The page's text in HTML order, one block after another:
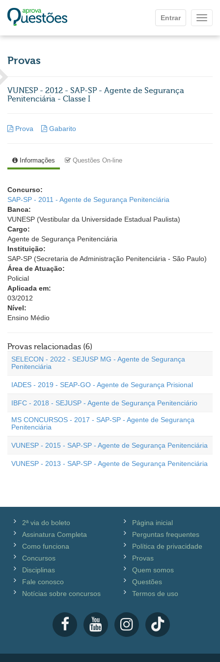
Entrar
Provas
VUNESP - 2012 - SAP-SP - Agente de Segurança
Penitenciária - Classe I
Prova Gabarito
Informações Questões On-line
Concurso:
SAP-SP - 2011 - Agente de Segurança Penitenciária
Banca:
VUNESP (Vestibular da Universidade Estadual Paulista)
Cargo:
Agente de Segurança Penitenciária
Instituição:
SAP-SP (Secretaria de Administração Penitenciária - São Paulo)
Área de Atuação:
Policial
Aplicada em:
03/2012
Nível:
Ensino Médio
Provas relacionadas (6)
SELECON - 2022 - SEJUSP MG - Agente de Segurança
Penitenciária
IADES - 2019 - SEAP-GO - Agente de Segurança Prisional
IBFC - 2018 - SEJUSP - Agente de Segurança Penitenciário
MS CONCURSOS - 2017 - SAP-SP - Agente de Segurança
Penitenciária
VUNESP - 2015 - SAP-SP - Agente de Segurança Penitenciária
VUNESP - 2013 - SAP-SP - Agente de Segurança Penitenciária
2ª via do boleto
Assinatura Completa
Como funciona
Concursos
Disciplinas
Fale conosco
Notícias sobre concursos
Página inicial
Perguntas frequentes
Política de privacidade
Provas
Quem somos
Questões
Termos de uso